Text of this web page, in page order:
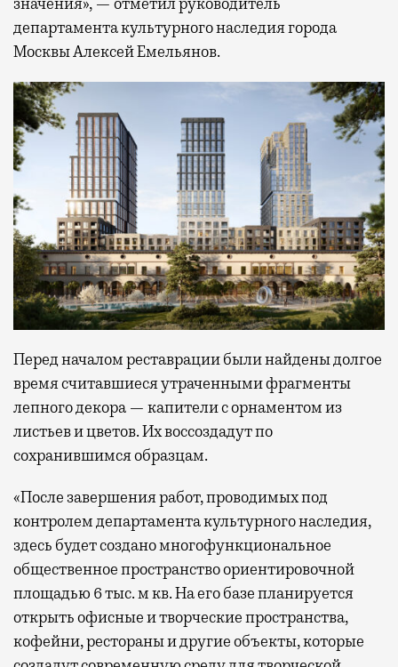
департамента культурного наследия города
Москвы Алексей Емельянов.
Перед началом реставрации были найдены долгое
время считавшиеся утраченными фрагменты
лепного декора — капители с орнаментом из
листьев и цветов. Их воссоздадут по
сохранившимся образцам.
«После завершения работ, проводимых под
контролем департамента культурного наследия,
здесь будет создано многофункциональное
общественное пространство ориентировочной
площадью 6 тыс. м кв. На его базе планируется
открыть офисные и творческие пространства,
кофейни, рестораны и другие объекты, которые